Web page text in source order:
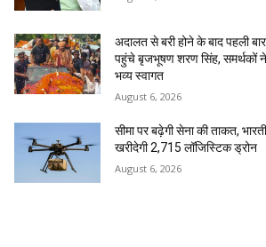
अदालत से बरी होने के बाद पहली
पहुंचे बृजभूषण शरण सिंह, समर्थकों ने
भव्य स्वागत
August 6, 2026
सीमा पर बढ़ेगी सेना की ताकत,
खरीदेगी 2,715 लॉजिस्टिक ड्रोन
August 6, 2026